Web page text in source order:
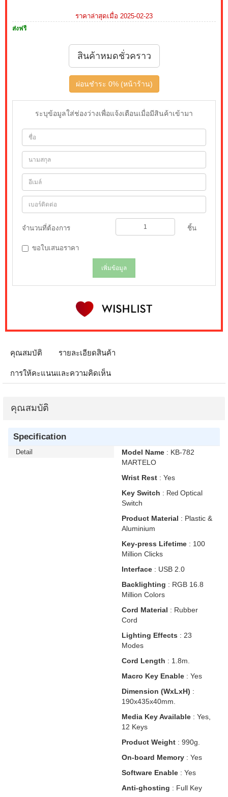
ราคาล่าสุดเมื่อ 2025-02-23
ส่งฟรี
สินค้าหมดชั่วคราว
ผ่อนชำระ 0% (หน้าร้าน)
ระบุข้อมูลใส่ช่องว่างเพื่อแจ้งเตือนเมื่อมีสินค้าเข้ามา
จำนวนที่ต้องการ ชิ้น
ขอใบเสนอราคา
เพิ่มข้อมูล
คุณสมบัติ รายละเอียดสินค้า
การให้คะแนนและความคิดเห็น
คุณสมบัติ
Specification
Detail Model Name : KB-782
MARTELO
Wrist Rest : Yes
Key Switch : Red Optical
Switch
Product Material : Plastic &
Aluminium
Key-press Lifetime : 100
Million Clicks
Interface : USB 2.0
Backlighting : RGB 16.8
Million Colors
Cord Material : Rubber
Cord
Lighting Effects : 23
Modes
Cord Length : 1.8m.
Macro Key Enable : Yes
Dimension (WxLxH) :
190x435x40mm.
Media Key Available : Yes,
12 Keys
Product Weight : 990g.
On-board Memory : Yes
Software Enable : Yes
Anti-ghosting : Full Key